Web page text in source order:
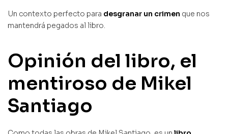
Un contexto perfecto para desgranar un crimen que nos
mantendrá pegados al libro.
Opinión del libro, el
mentiroso de Mikel
Santiago